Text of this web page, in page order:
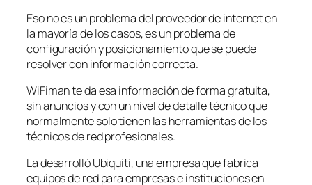
Eso no es un problema del proveedor de internet en
la mayoría de los casos, es un problema de
configuración y posicionamiento que se puede
resolver con información correcta.
WiFiman te da esa información de forma gratuita,
sin anuncios y con un nivel de detalle técnico que
normalmente solo tienen las herramientas de los
técnicos de red profesionales.
La desarrolló Ubiquiti, una empresa que fabrica
equipos de red para empresas e instituciones en